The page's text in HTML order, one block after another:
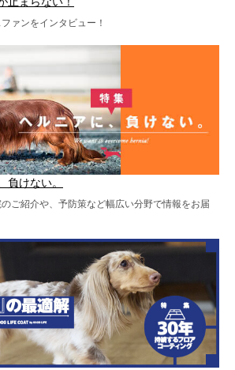
ァンをインタビュー！
負けない。
ご紹介や、予防策など幅広い分野で情報をお届